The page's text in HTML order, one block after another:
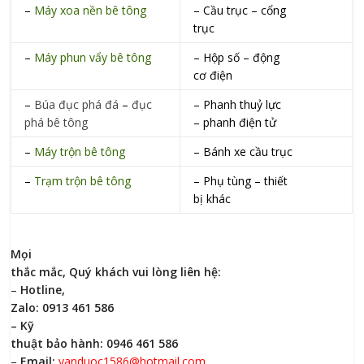
– Máy xoa nền bê tông
– Cầu trục – cổng
trục
– Máy phun vẩy bê tông
– Hộp số – động
cơ điện
– Búa đục phá đá – đục
phá bê tông
– Phanh thuỷ lực
– phanh điện tử
– Máy trộn bê tông
– Bánh xe cầu trục
– Trạm trộn bê tông
– Phụ tùng – thiết
bị khác
Mọi
thắc mắc, Quý khách vui lòng liên hệ:
– Hotline,
Zalo: 0913 461 586
– Kỹ
thuật bảo hành: 0946 461 586